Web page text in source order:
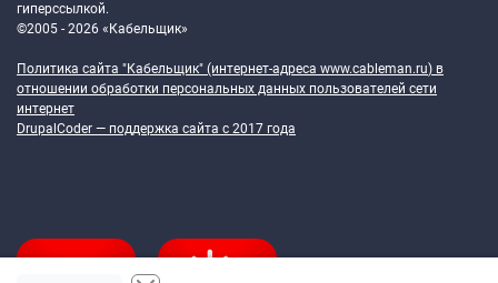
гиперссылкой.
©2005 - 2026 «Кабельщик»
Политика сайта "Кабельщик" (интернет-адреса www.cableman.ru) в
отношении обработки персональных данных пользователей сети
интернет
DrupalCoder — поддержка сайта c 2017 года